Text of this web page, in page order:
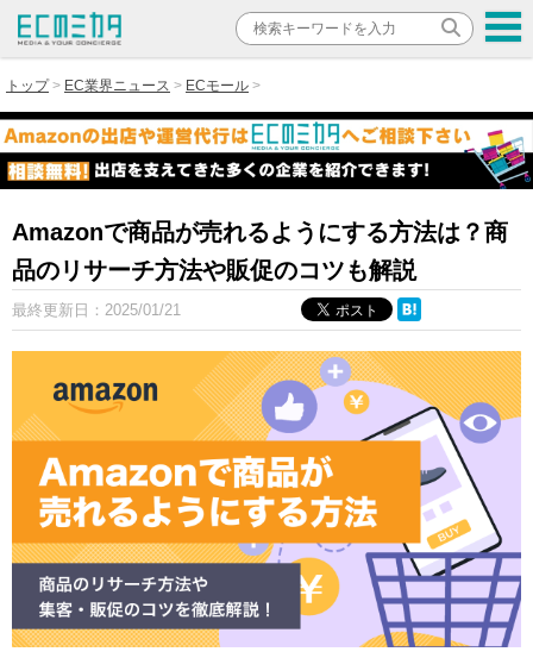
トップ EC業界ニュース ECモール
Amazonで商品が売れるようにする方法は？商
品のリサーチ方法や販促のコツも解説
最終更新日： 2025/01/21